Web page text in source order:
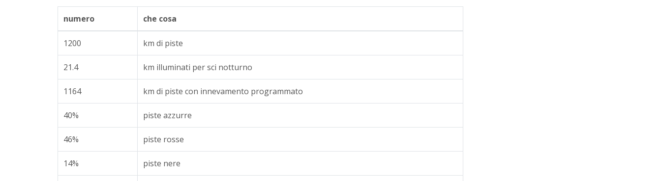
numero che cosa
1200 km di piste
21.4 km illuminati per sci notturno
1164 km di piste con innevamento programmato
40% piste azzurre
46% piste rosse
14% piste nere